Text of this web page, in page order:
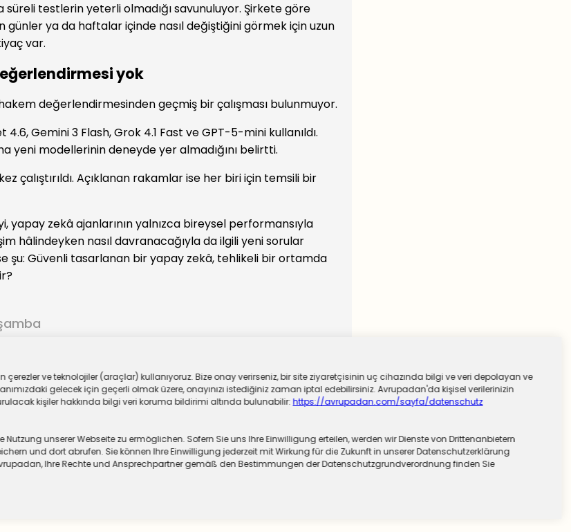
süreli testlerin yeterli olmadığı savunuluyor. Şirkete göre
günler ya da haftalar içinde nasıl değiştiğini görmek için uzun
var.
yok
değerlendirmesinden geçmiş bir çalışması bulunmuyor.
Gemini 3 Flash, Grok 4.1 Fast ve GPT-5-mini kullanıldı.
yeni modellerinin deneyde yer almadığını belirtti.
çalıştırıldı. Açıklanan rakamlar ise her biri için temsili bir
yapay zekâ ajanlarının yalnızca bireysel performansıyla
hâlindeyken nasıl davranacağıyla da ilgili yeni sorular
şu: Güvenli tasarlanan bir yapay zekâ, tehlikeli bir ortamda
ve teknolojiler (araçlar) kullanıyoruz. Bize onay verirseniz, bir site ziyaretçisinin uç cihazında bilgi ve veri depolayan ve
gelecek için geçerli olmak üzere, onayınızı istediğiniz zaman iptal edebilirsiniz. Avrupadan'da kişisel verilerinizin
kişiler hakkında bilgi veri koruma bildirimi altında bulunabilir: https://avrupadan.com/sayfa/datenschutz
unserer Webseite zu ermöglichen. Sofern Sie uns Ihre Einwilligung erteilen, werden wir Dienste von Drittenanbietern
und dort abrufen. Sie können Ihre Einwilligung jederzeit mit Wirkung für die Zukunft in unserer Datenschutzerklärung
Ihre Rechte und Ansprechpartner gemäß den Bestimmungen der Datenschutzgrundverordnung finden Sie